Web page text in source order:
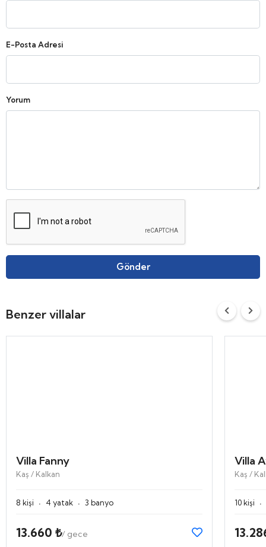
E-Posta Adresi
Yorum
Gönder
Benzer villalar
Villa Fanny
Kaş / Kalkan
8 kişi · 4 yatak · 3 banyo
13.660 ₺/ gece
Villa
Kaş /
10 kişi
·